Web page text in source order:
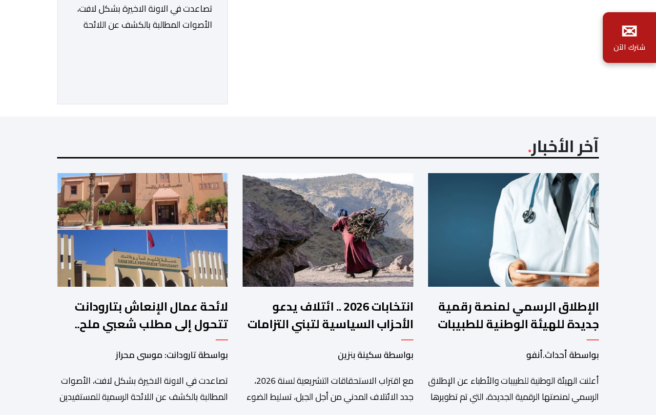
تصاعدت في الاونة الاخيرة بشكل لافت،
الأصوات المطالبة بالكشف عن اللائحة
التواصل الاجتماعي، وسط دعوات
الكبير بن طوطو، ثم شخص اخر […]
آخر الأخبار
الإطلاق الرسمي لمنصة رقمية
جديدة للهيئة الوطنية للطبيبات
والأطباء
بواسطة أحداث.أنفو
أعلنت الهيئة الوطنية للطبيبات والأطباء عن الإطلاق
الرسمي لمنصتها الرقمية الجديدة، التي تم تطويرها
انتخابات 2026 .. ائتلاف يدعو
الأحزاب السياسية لتبني التزامات
واضحة تجاه المناطق الجبلية
بواسطة سكينة بنزين
مع اقتراب الاستحقاقات التشريعية لسنة 2026،
جدد الائتلاف المدني من أجل الجبل، تسليط الضوء
لائحة عمال الإنعاش بتارودانت
تتحول إلى مطلب شعبي ملح..
فمن يجيب؟.
بواسطة تارودانت: موسى محراز
تصاعدت في الاونة الاخيرة بشكل لافت، الأصوات
المطالبة بالكشف عن اللائحة الرسمية للمستفيدين
✉
شترك الآن